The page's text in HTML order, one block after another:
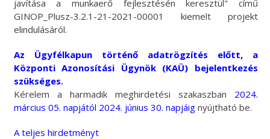
javítása a munkaerő fejlesztésén keresztül" című
GINOP_Plusz-3.2.1-21-2021-00001 kiemelt projekt
elindulásáról.
Az Ügyfélkapun történő adatrögzítés előtt, a
Központi Azonosítási Ügynök (KAÜ) bejelentkezés
szükséges.
Kérelem a harmadik meghirdetési szakaszban 2024.
március 05. napjától 2024. június 30. napjáignyújtható be.
A teljes hirdetményt